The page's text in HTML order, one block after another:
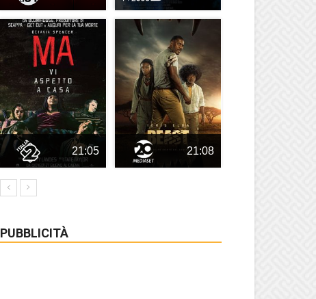
21:05 21:08
PUBBLICITÀ